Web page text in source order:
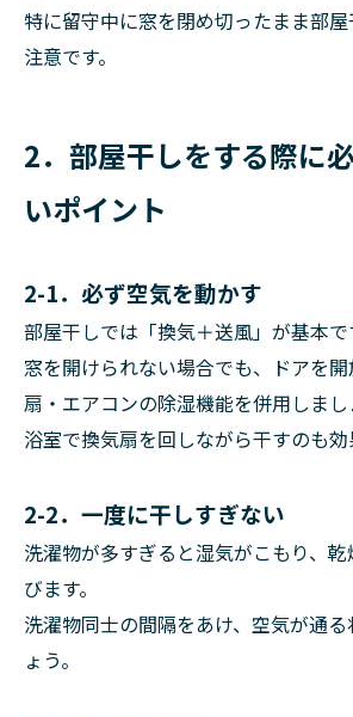
特に留守中に窓を閉め切ったまま部
注意です。
2．部屋干しをする際に
いポイント
2-1．必ず空気を動かす
部屋干しでは「換気＋送風」が基本で
窓を開けられない場合でも、ドアを
扇・エアコンの除湿機能を併用しまし
浴室で換気扇を回しながら干すのも効
2-2．一度に干しすぎない
洗濯物が多すぎると湿気がこもり、
びます。
洗濯物同士の間隔をあけ、空気が通
ょう。